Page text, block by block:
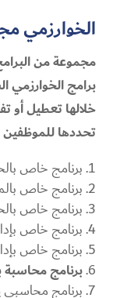
الخوارزمي
مجموعة من
برامج الخوارزمي
خلالها تعطيل
تحددها
برنامج خاص
برنامج خاص
برنامج خاص
برنامج خاص
برنامج خاص
برنامج
برنامج محاسبي